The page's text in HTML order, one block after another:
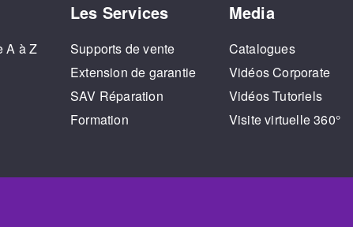
A à Z
Les Services
Supports de vente
Extension de garantie
SAV Réparation
Formation
Media
Catalogues
Vidéos Corporate
Vidéos Tutoriels
Visite virtuelle 360°